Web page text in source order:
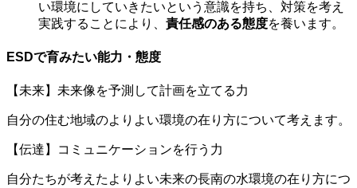
い環境にしていきたいという意識を持ち、対策を考え
実践することにより、 責任感のある態度を養います。
ESDで育みたい能力・態度
【未来】未来像を予測して計画を立てる力
自分の住む地域のよりよい環境の在り方について考えます。
【伝達】コミュニケーションを行う力
自分たちが考えたよりよい未来の長南の水環境の在り方につ